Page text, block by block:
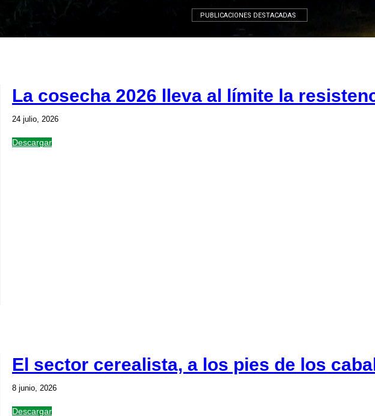
PUBLICACIONES DESTACADAS
La cosecha 2026 lleva al límite la
24 julio, 2026
Descargar
El sector cerealista, a los pies de los
8 junio, 2026
Descargar